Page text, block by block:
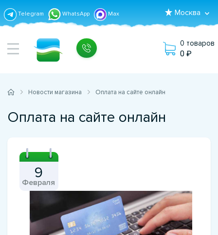
Telegram WhatsApp Max Москва
0 товаров
0
Новости магазина Оплата на сайте онлайн
Оплата на сайте онлайн
9
Февраля